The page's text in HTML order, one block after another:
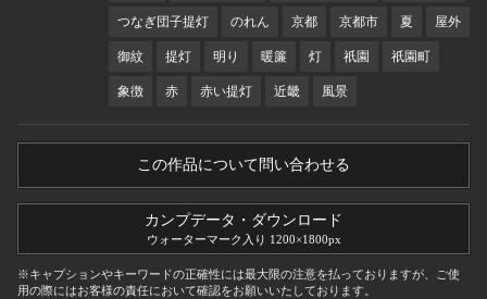
つなぎ団子提灯 のれん 京都 京都市 夏 屋外
御紋 提灯 明り 暖簾 灯 祇園 祇園町
象徴 赤 赤い提灯 近畿 風景
この作品について問い合わせる
カンプデータ・ダウンロード
ウォーターマーク入り 1200×1800px
※キャプションやキーワードの正確性には最大限の注意を払っておりますが、ご使
用の際にはお客様の責任において確認をお願いいたしております。